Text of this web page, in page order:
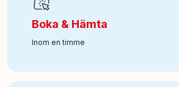
Boka & Hämta
Inom en timme